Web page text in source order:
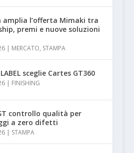
amplia l’offerta Mimaki tra
premi e nuove soluzioni
| MERCATO, STAMPA
sceglie Cartes GT360
| FINISHING
controllo qualità per
a zero difetti
| STAMPA